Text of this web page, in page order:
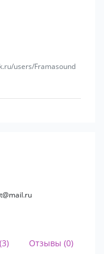
users/Framasound
Отзывы (0)